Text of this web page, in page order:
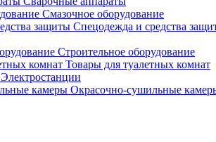
Смазочное оборудование
Спецодежда и средства
Строительное оборудование
Товары для туалетных комнат
Электростанции
Окрасочно-сушильные